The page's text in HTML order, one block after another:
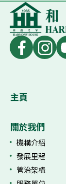
主頁
關於我們
機構介紹
發展里程
管治架構